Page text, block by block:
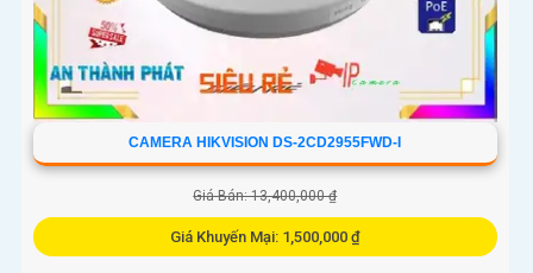
CAMERA HIKVISION DS-2CD2955FWD-I
Giá Bán: 13,400,000 ₫
Giá Khuyến Mại: 1,500,000 ₫